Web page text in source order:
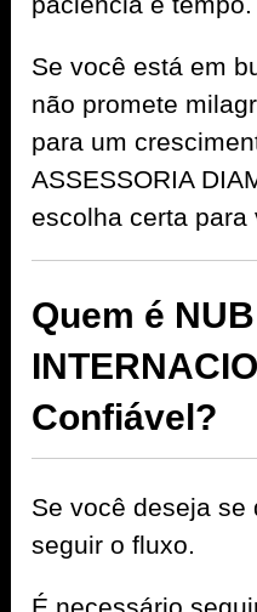
Se você está em
não promete
para um
ASSESSORIA
escolha certa para
Quem é NUB
Confiável?
Se você deseja se
seguir o fluxo.
É necessário